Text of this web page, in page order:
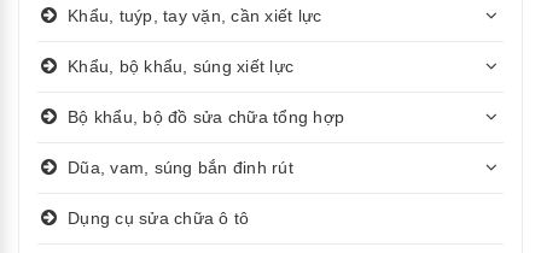
Khẩu, tuýp, tay vặn, cần xiết lực
Khẩu, bộ khẩu, súng xiết lực
Bộ khẩu, bộ đồ sửa chữa tổng hợp
Dũa, vam, súng bắn đinh rút
Dụng cụ sửa chữa ô tô